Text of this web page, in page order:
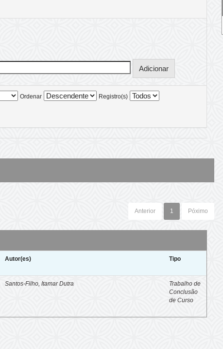
Ordenar Registro(s)
Anterior 1 Póximo
Autor(es) Tipo
Santos-Filho, Itamar Dutra
Trabalho de
Conclusão
de Curso